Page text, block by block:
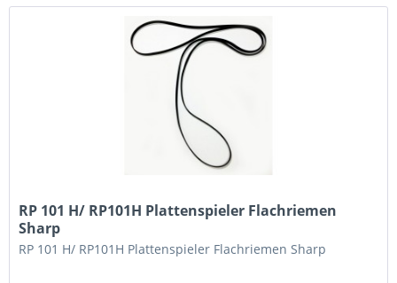
RP 101 H/ RP101H Plattenspieler Flachriemen
Sharp
RP 101 H/ RP101H Plattenspieler Flachriemen Sharp